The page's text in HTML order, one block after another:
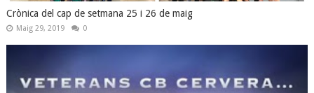
Crònica del cap de setmana 25 i 26 de maig
Maig 29, 2019 0